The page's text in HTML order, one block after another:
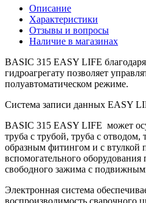
Описание
Характеристики
Отзывы и вопросы
Наличие в магазинах
BASIC 315 EASY LIFE
гидроагрегату позволяет
полуавтоматическом режиме.
Система записи данных EASY
BASIC 315 EASY LIFE может
труба с трубой, труба с
образным фитингом и с втулкой
вспомогательного
свободного зажима с
Электронная система
воспроизводимость сварочного